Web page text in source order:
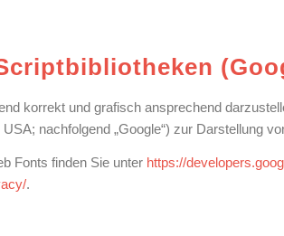
korrekt und grafisch ansprechend
nachfolgend „Google“) zur Darstellung
Fonts finden Sie unter https://
.